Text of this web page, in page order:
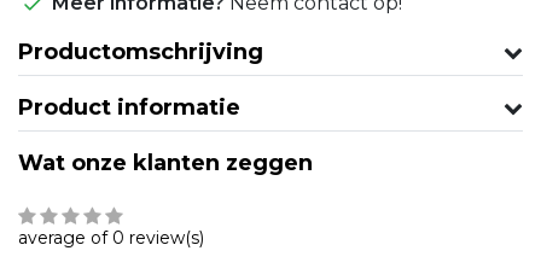
Productomschrijving
Product informatie
Wat onze klanten zeggen
average of 0 review(s)